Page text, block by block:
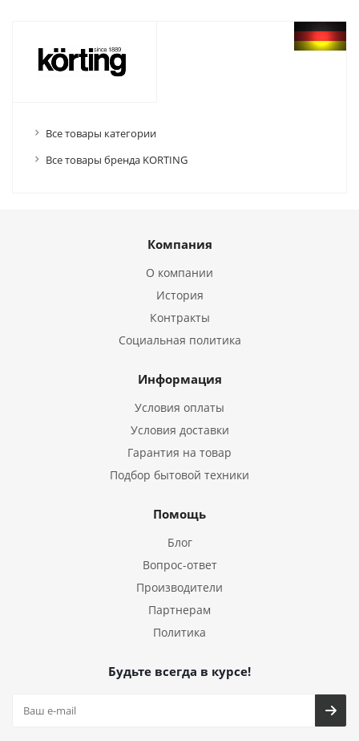
Все товары категории
Все товары бренда KORTING
Компания
О компании
История
Контракты
Социальная политика
Информация
Условия оплаты
Условия доставки
Гарантия на товар
Подбор бытовой техники
Помощь
Блог
Вопрос-ответ
Производители
Партнерам
Политика
Будьте всегда в курсе!